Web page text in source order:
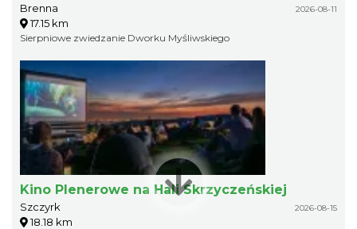
Brenna 2026-08-11
17.15 km
Sierpniowe zwiedzanie Dworku Myśliwskiego
Kino Plenerowe na Hali Skrzyczeńskiej
Szczyrk 2026-08-15
18.18 km